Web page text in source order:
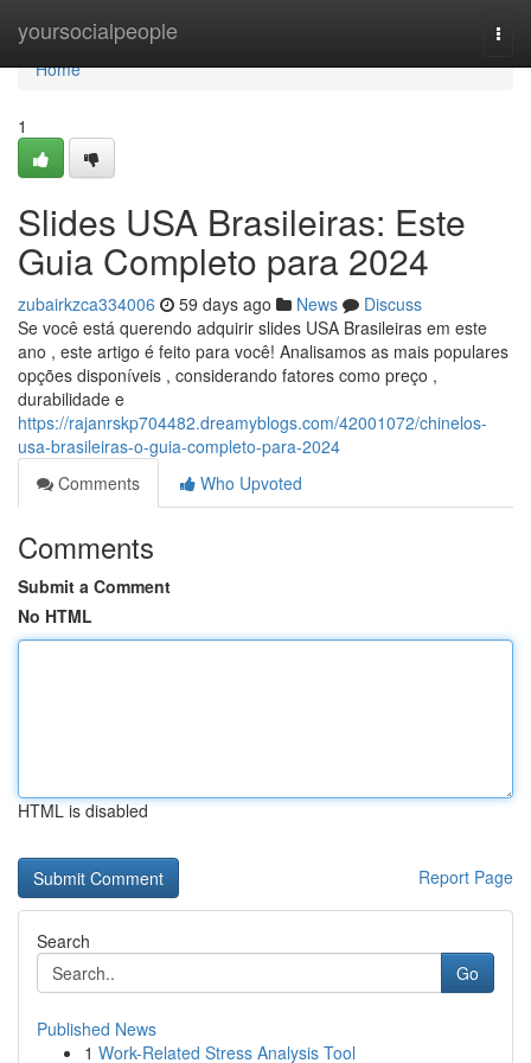
yoursocialpeople
Home
Home
1
Slides USA Brasileiras: Este
Guia Completo para 2024
zubairkzca334006 59 days ago News
Discuss
Se você está querendo adquirir slides USA Brasileiras em este
ano , este artigo é feito para você! Analisamos as mais populares
opções disponíveis , considerando fatores como preço ,
durabilidade e
https://rajanrskp704482.dreamyblogs.com/42001072/chinelos-
usa-brasileiras-o-guia-completo-para-2024
Comments
Who Upvoted
Comments
Submit a Comment
No HTML
HTML is disabled
Report Page
Search
Go
Published News
1 Work-Related Stress Analysis Tool